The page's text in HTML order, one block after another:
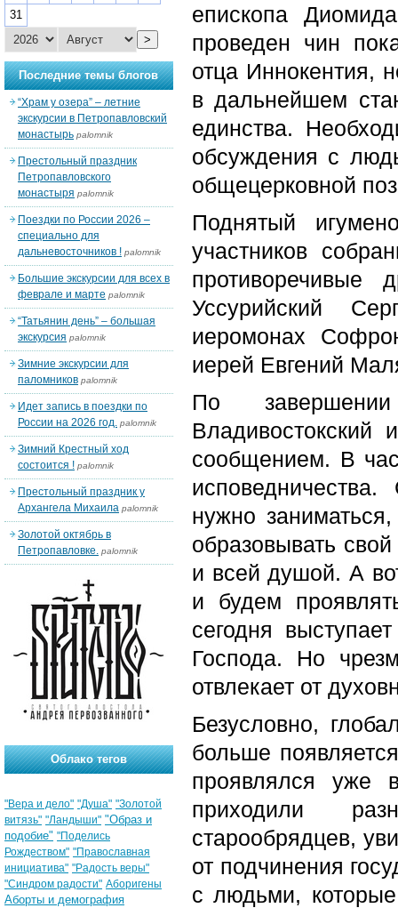
епископа
проведен чин
отца Иннокентия,
в дальнейшем
единства.
обсуждения с
общецерковной
Поднятый
участников
противоречивые
Уссурийский
иеромонах
иерей Евгений
По
сообщением. В
нужно
образовывать
и всей душой. А
и будем
сегодня
Господа. Но
отвлекает от
Безусловно,
больше
проявлялся уже
приходили
старообрядцев,
от подчинения
с людьми, которые
31
>
Последние темы блогов
“Храм у озера” – летние
экскурсии в Петропавловский
монастырь palomnik
Престольный праздник
Петропавловского
монастыря palomnik
Поездки по России 2026 –
специально для
дальневосточников ! palomnik
Большие экскурсии для всех в
феврале и марте palomnik
“Татьянин день” – большая
экскурсия palomnik
Зимние экскурсии для
паломников palomnik
Идет запись в поездки по
России на 2026 год. palomnik
Зимний Крестный ход
состоится ! palomnik
Престольный праздник у
Архангела Михаила palomnik
Золотой октябрь в
Петропавловке. palomnik
Облако тегов
"Вера и дело" "Душа" "Золотой
витязь" "Ландыши" "Образ и
подобие" "Поделись
Рождеством" "Православная
инициатива" "Радость веры"
"Синдром радости" Аборигены
Аборты и демография